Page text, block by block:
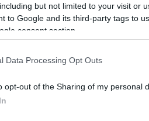
but not limited to your visit or
to Google and its third-party tags to
consent section.
Data Processing Opt Outs
opt-out of the Sharing of my personal
Pour Pâques
ses Petits Œufs BIO
gourmands avec de
Lire la suite »